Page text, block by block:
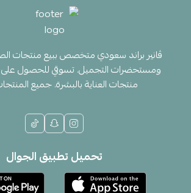
ڤانير براند سعودي متخصص ببيع منتجات
ومستحضرات التجميل. تسوقي للحصول
منتجات العناية بالبشرة. جميع
تحميل تطبيق الجوال